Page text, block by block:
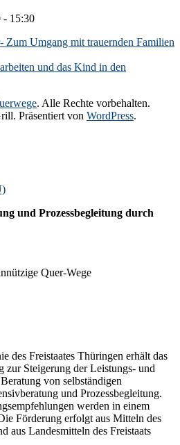
- 15:30
Zum Umgang mit trauernden Familien
und das Kind in den
. Alle Rechte vorbehalten.
Präsentiert von WordPress.
und Prozessbegleitung durch
Quer-Wege
des Freistaates Thüringen erhält das
zur Steigerung der Leistungs- und
von selbständigen
und Prozessbegleitung.
werden in einem
Förderung erfolgt aus Mitteln des
aus Landesmitteln des Freistaats